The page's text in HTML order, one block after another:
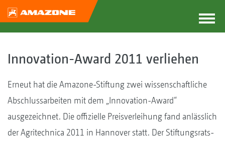
Innovation-Award 2011 verliehen
Erneut hat die Amazone-Stiftung zwei wissenschaftliche
Abschlussarbeiten mit dem „Innovation-Award“
ausgezeichnet. Die offizielle Preisverleihung fand anlässlich
der Agritechnica 2011 in Hannover statt. Der Stiftungsrats-